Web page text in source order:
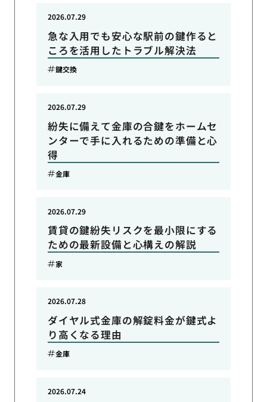
急な入用でも安心な駅前の鍵作ると
ころを活用したトラブル解決法
2026.07.29
鍵交換
紛失に備えて金庫の合鍵をホームセ
ンターで手に入れるための準備と心
得
2026.07.29
金庫
賃貸の鍵紛失リスクを最小限にする
ための最新設備と心構えの解説
2026.07.29
家
ダイヤル式金庫の解錠料金が鍵式よ
り高くなる理由
2026.07.28
金庫
2026.07.24